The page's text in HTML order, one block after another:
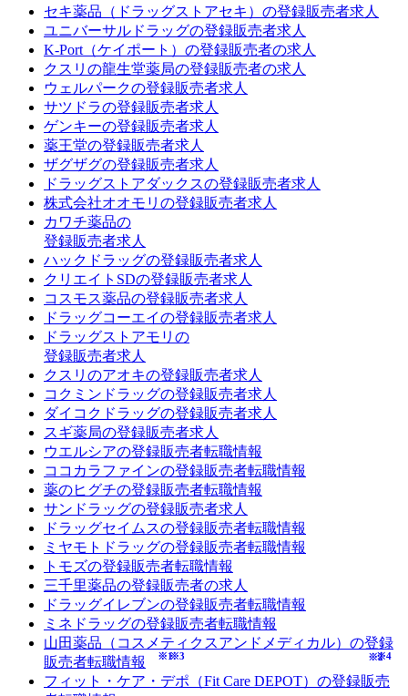
※1 ※2
※3 ※4
セキ薬品（ドラッグストアセキ）の登録販売者求人
ユニバーサルドラッグの登録販売者求人
K-Port（ケイポート）の登録販売者の求人
クスリの龍生堂薬局の登録販売者の求人
ウェルパークの登録販売者求人
サツドラの登録販売者求人
ゲンキーの登録販売者求人
薬王堂の登録販売者求人
ザグザグの登録販売者求人
ドラッグストアダックスの登録販売者求人
株式会社オオモリの登録販売者求人
カワチ薬品の
登録販売者求人
ハックドラッグの登録販売者求人
クリエイトSDの登録販売者求人
コスモス薬品の登録販売者求人
ドラッグコーエイの登録販売者求人
ドラッグストアモリの
登録販売者求人
クスリのアオキの登録販売者求人
コクミンドラッグの登録販売者求人
ダイコクドラッグの登録販売者求人
スギ薬局の登録販売者求人
ウエルシアの登録販売者転職情報
ココカラファインの登録販売者転職情報
薬のヒグチの登録販売者転職情報
サンドラッグの登録販売者求人
ドラッグセイムスの登録販売者転職情報
ミヤモトドラッグの登録販売者転職情報
トモズの登録販売者転職情報
三千里薬品の登録販売者の求人
ドラッグイレブンの登録販売者転職情報
ミネドラッグの登録販売者転職情報
山田薬品（コスメティクスアンドメディカル）の登録
販売者転職情報
フィット・ケア・デポ（Fit Care DEPOT）の登録販売